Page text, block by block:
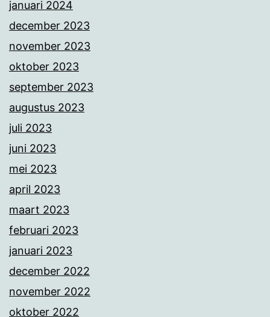
januari 2024
december 2023
november 2023
oktober 2023
september 2023
augustus 2023
juli 2023
juni 2023
mei 2023
april 2023
maart 2023
februari 2023
januari 2023
december 2022
november 2022
oktober 2022